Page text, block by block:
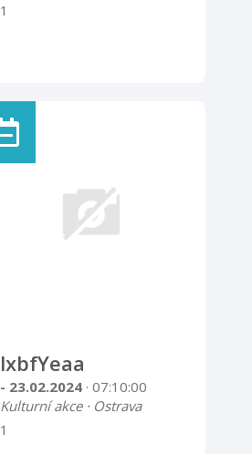
1
lxbfYeaa
- 23.02.2024 · 07:10:00
Kulturní akce · Ostrava
1